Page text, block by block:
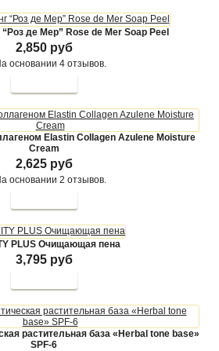
де Мер” Rose de Mer Soap Peel
2,850 руб
Elastin Collagen Azulene Moisture
Cream
2,625 руб
PLUS Очищающая пена
3,795 руб
растительная база «Herbal tone base»
SPF-6